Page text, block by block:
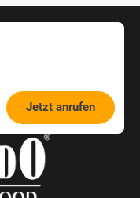
Jetzt anrufen